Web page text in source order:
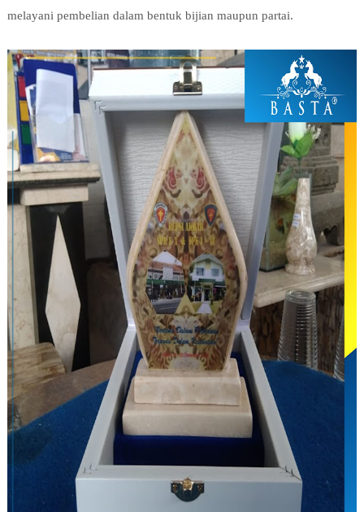
melayani pembelian dalam bentuk bijian maupun partai.